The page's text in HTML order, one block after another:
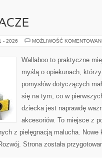
- 2026 MOŻLIWOŚĆ
Wallaboo to praktyczne
myślą o opiekunach,
pomysłów dotyczących
się na tym, co w
dziecka jest naprawdę
akcesoriów. To miejsce z
z pielęgnacją malucha. Nowe
Strona została